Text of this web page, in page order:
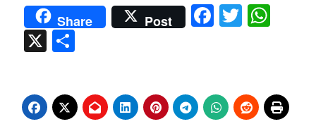
Share Post Facebook
Twitter
X Share